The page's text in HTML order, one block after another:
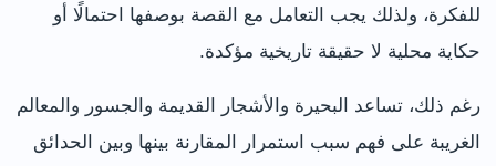
للفكرة، ولذلك يجب التعامل مع القصة بوصفها احتمالًا أو
حكاية محلية لا حقيقة تاريخية مؤكدة.
رغم ذلك، تساعد البحيرة والأشجار القديمة والجسور والمعالم
الغريبة على فهم سبب استمرار المقارنة بينها وبين الحدائق